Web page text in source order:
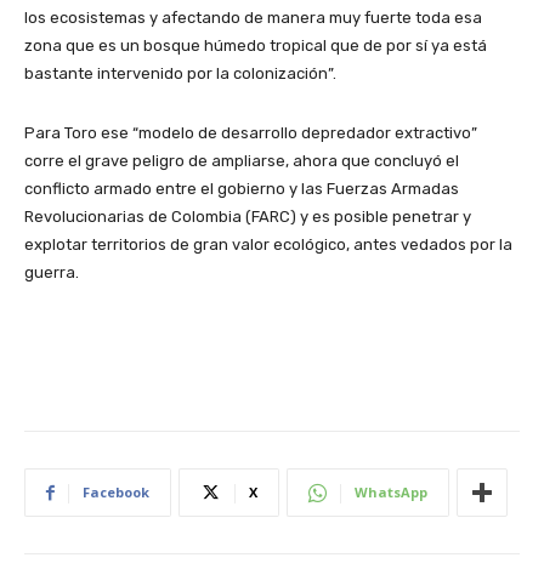
los ecosistemas y afectando de manera muy fuerte toda esa
zona que es un bosque húmedo tropical que de por sí ya está
bastante intervenido por la colonización”.
Para Toro ese “modelo de desarrollo depredador extractivo”
corre el grave peligro de ampliarse, ahora que concluyó el
conflicto armado entre el gobierno y las Fuerzas Armadas
Revolucionarias de Colombia (FARC) y es posible penetrar y
explotar territorios de gran valor ecológico, antes vedados por la
guerra.
Facebook X WhatsApp